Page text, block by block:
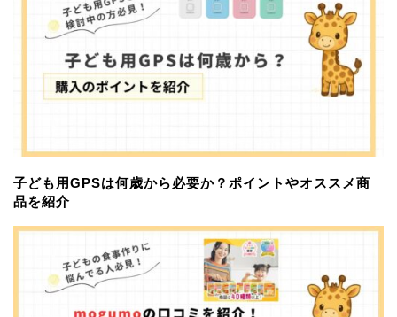
子ども用GPSは何歳から必要か？ポイントやオススメ商
品を紹介